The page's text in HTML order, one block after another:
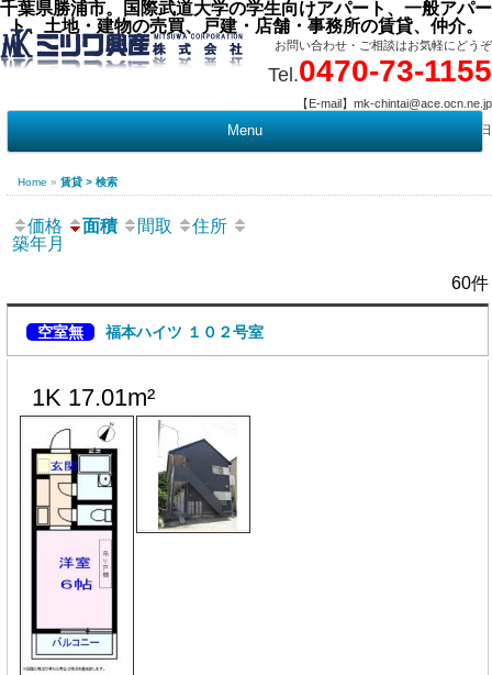
千葉県勝浦市。国際武道大学の学生向けアパート、一般アパー
ト、土地・建物の売買、戸建・店舗・事務所の賃貸、仲介。
お問い合わせ・ご相談はお気軽にどうぞ
Tel.0470-73-1155
【E-mail】mk-chintai@ace.ocn.ne.jp
【営業時間】09:00 ～ 17:15 【定 休 日】水曜・祭日
Menu
Home » 賃貸 > 検索
価格 面積 間取
住所
築年月
60件
空室無 福本ハイツ １０２号室
1K 17.01m²